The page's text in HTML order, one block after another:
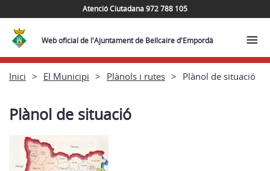
Atenció Ciutadana 972 788 105
Web oficial de l'Ajuntament de Bellcaire d'Empordà
Inici El Municipi Plànols i rutes Plànol de situació
Plànol de situació